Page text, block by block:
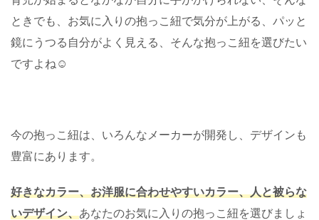
ときでも、お気に入りの抱っこ紐で気分が上がる、パッと
鏡にうつる自分がよく見える、そんな抱っこ紐を選びたい
ですよね☺️
今の抱っこ紐は、いろんなメーカーが開発し、デザインも
豊富にあります。
好きなカラー、お洋服に合わせやすいカラー、人と被らな
いデザイン、あなたのお気に入りの抱っこ紐を選びましょ